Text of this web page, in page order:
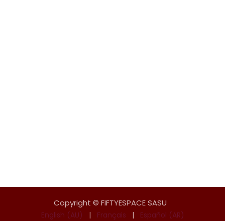
Copyright © FIFTYESPACE SASU
English (AU) | Français | Español (AR)